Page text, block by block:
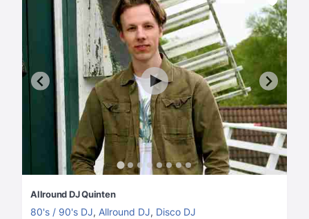
Allround DJ Quinten
80's / 90's DJ, Allround DJ, Disco DJ